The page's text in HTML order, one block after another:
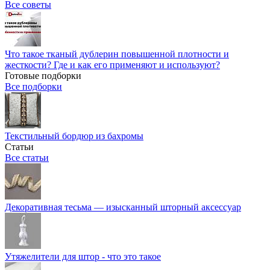
Все советы
Что такое тканый дублерин повышенной плотности и
жесткости? Где и как его применяют и используют?
Готовые подборки
Все подборки
Текстильный бордюр из бахромы
Статьи
Все статьи
Декоративная тесьма — изысканный шторный аксессуар
Утяжелители для штор - что это такое